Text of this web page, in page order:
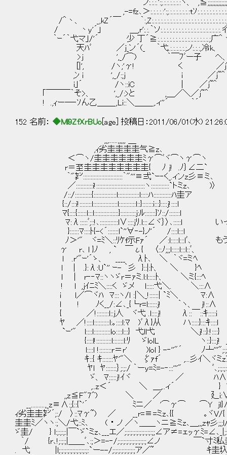
ノ:.:.:.':;.:.:.:.:.:.:ヽ、
,-=fz､＞:.:.:.:.:':;.:.:.:.:.:.:.:tｿ
/＾丶、 _,kZ´￣ ｀
/ 丶y'´」 ＿,r':.:.｀ソ
｀ｰ´｀弋マ｣/'´ 少 丁´≧:.:.:.:.:.:.:.:.:.:.:.:.:.:.:.:.:.;
天ﾊﾞ ／j_ン´(_ ｀弋.:.:.:.:.:.;ノ:.:.:,冷k
>j ',_/⌒) ｀￣ﾌﾞー子 ヘ、_,／
[|', /ヽ;'γ! く ／j~＾
,ﾝ i ',_/:;j i ／j~＾
i｣´ /ヽ::iC | ／j~＾
｢￣￣￣｀そ>、 ',_/:>と ,＿／＼／j~＾
! .,ｨー―‐ｿん乙＿＿_,Li::＼＿＿_,.ィ''´ ｀´
152 名前： ◆Ml9ZfXrBUo [age] 投稿日：2011/06/01(水)
,ｨ劣圭圭圭圭气≧z､
＜⌒ヽ/圭圭圭圭圭圭ﾐγ⌒ﾞヾ⌒ヽγ⌒ヽ
r＝至圭圭圭圭圭圭圭圭{ ﾉ j! .ﾉ｝∠二`
｀"㌢::::::::::::::::::::::::::｀"'''≡弍`ｰ‐く_.ィンz彡≡ミ､
／:::::::::::i!::::::::::::::::::::::::::::::::ヽ::::::::::::`トミz､ )〉
/::/:::::::::::{:::::::::::::::l::::::::::::::l:::::ﾊ::::::::::::ﾊ圭ア
{::/:::i!::::::::l::::::::::::::::l:::::::::::l::}:::::::i:::}::::j!::::l
ﾏ{::::{::::::l:::l::::::::::::::::}::::::::::j:ﾙ:::::::}ｿ::/:::::::l
ﾏ:λ:::::ﾞ;::!､::::::::::::l∨::::jﾘ.l:::∠ヾ｝〉､:::::l いっつ
}::::::ﾏ::::ﾄ{-<´:::::::l`''∀‐-}ノ'´ /::::l:::l
ﾉ＞'" ヾ=ﾐ＼::ﾘｹf示Fｧ´ ／:l:::::l:::lﾞ､ もう、足
γ r､ l }ﾉ , ` ￣ι{ 〈::ﾉ;;;l:::::l:::l::ﾞ、
l .r'"ｰ'´ゝ、 ____ λﾄ､ ＼ ｀ヾ=ミﾍ
l | .}:λ:U`'' ｰ- ｀彡 }::|:ﾄ、 ＼ }ﾍ
l | r‐‐ﾏ::ヽヽゞr＝ｧミ.l:l:::::ﾄ、 ＼ミ{:::ﾍ
! l ,jｲﾆﾐ＼::::く ゞメ l:::::弋＼. ＼:::∧
i l／⌒ヾﾊ ﾏ:::ヽ/l :|＼_!::::::| `ﾐ＼ ﾏ:∧
l ! ﾉく__/:∠､_{└r=l::::::j! ｀ヽ、 j!::∧
{ ／!::::::::l::j人 ヾ弋 .l::::j! λ::￣::ｷ:::::i
ﾔ ／!::::l::::::::::l:｡::::l:ﾏ )ﾞλ}从 ハ:::::}:::ｷ::::l
`ｰ'" l::::l:::::::::::lo::::l:::} 弋ll弋 ＼j!::}:!::::}
{::::l!::::::::::l:::::::l:ﾘ ゞlolL ヽ::}:::j!
l::::l !::::::::r＝r' )lol } -‐''"´ ﾉ
ｷ::{ ｷ:::::::ﾔ'"＼ ζｧf´ ,...彡ｲ＼ヾミz
ﾔl ﾔ:::::::｝;:;:/ ｀ーy=ﾐ=-‐:::'''" ﾞ､
ゞ、 ﾏ:::::j!ｲヾ ／ ﾊ
,..z＜´ ＼ ＿,..ィ´ } ﾏ
,,z≦F"7^) ＼ ／ 廴i:∨:;
__.........,_z≡∧:;{::{`'´ ﾐニ／ '⌒γ⌒ ⌒Y
ｨ劣圭圭㌢´;:/ 〉::ﾏγ~) ／ __r=≡=ミz､{{ ｡ヾV/{ 〉
圭圭ﾐ／ヽヽ:;＼/弋::ﾐ､ ( ・ ノ ／ヽ＿＿ヽニ≧ミz､＿,,,zｬ彡;;;l/
ゞ圭/ } l:;:;:;:|￣`ゞ`ミz､___エ／;:;:;:;:;:;:;:;:;:;;∠ア≠=ェｯγﾐ=∠､
｀/ {r､!;:;:;|＿＿ﾞ､:;＞=-‐/;:;:;:;:;:;:;:;:;:;∠ノ ￣`寸ﾐ私圭
. 弋 |l;:;:;:;:;:;:;:;:;:;:`ー--/;:;:;:;:;:;:;:;ア／~ ｷ圭圦